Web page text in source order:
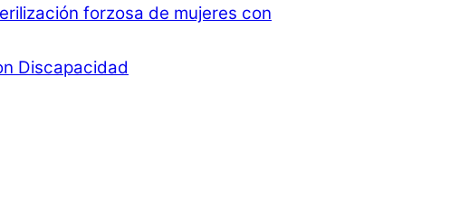
forzosa de mujeres con
Discapacidad